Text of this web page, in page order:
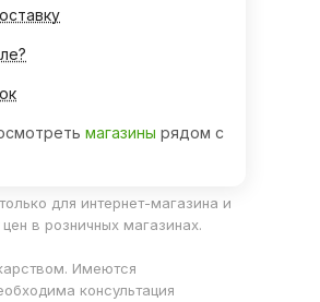
магазины рядом с
для интернет-магазина и
в розничных магазинах.
Имеются
консультация